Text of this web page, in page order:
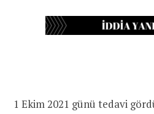
1 Ekim 2021 günü tedavi